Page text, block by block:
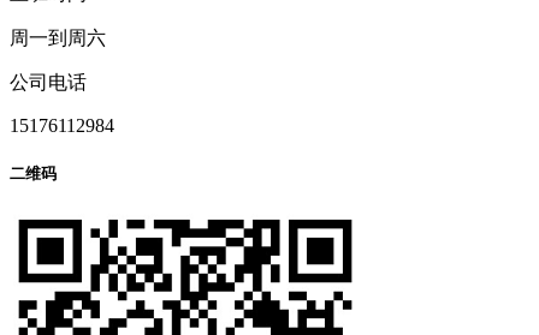
周一到周六
公司电话
15176112984
二维码